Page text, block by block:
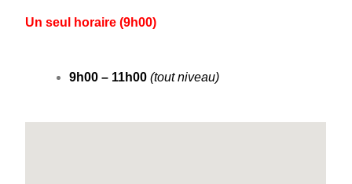
Un seul horaire (9h00)
9h00 – 11h00(tout niveau)